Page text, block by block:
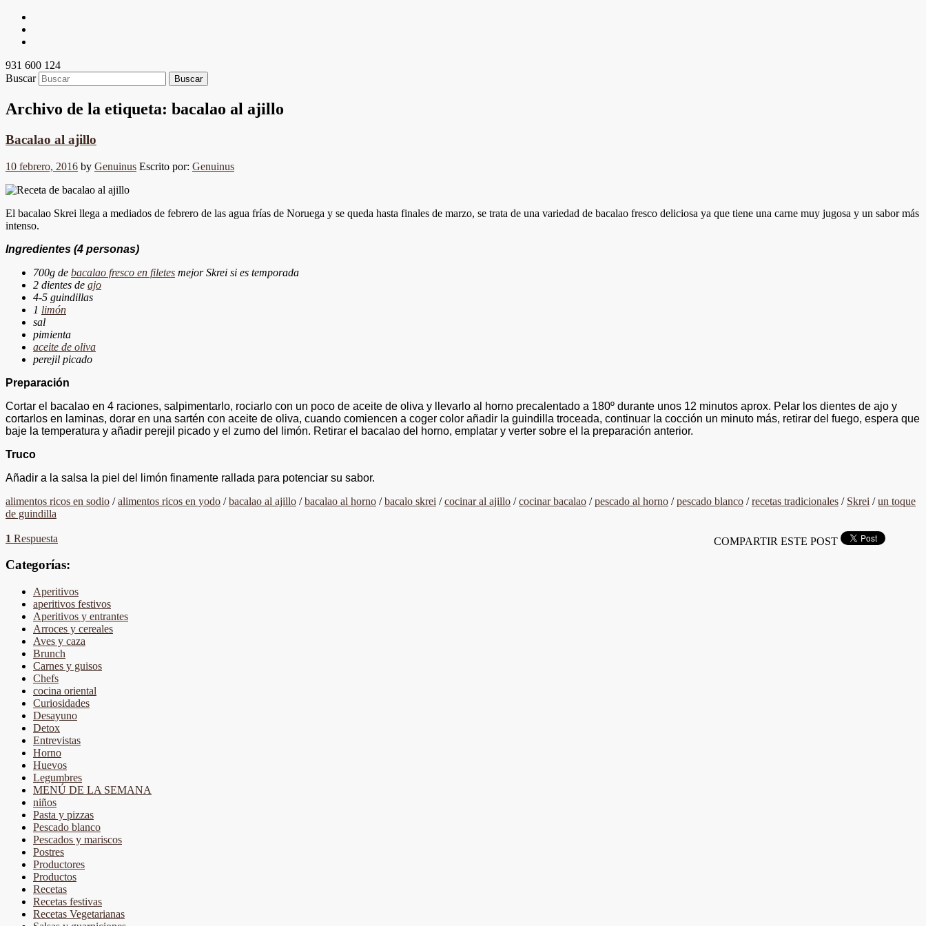
931 600 124
Buscar
Archivo de la etiqueta: bacalao al ajillo
Bacalao al ajillo
10 febrero, 2016 by Genuinus Escrito por: Genuinus
El bacalao Skrei llega a mediados de febrero de las agua frías de Noruega y se queda hasta finales de marzo, se trata de una variedad de bacalao fresco deliciosa ya que tiene una carne muy jugosa y un sabor más
intenso.
Ingredientes (4 personas)
700g de bacalao fresco en filetes mejor Skrei si es temporada
2 dientes de ajo
4-5 guindillas
1 limón
sal
pimienta
aceite de oliva
perejil picado
Preparación
Cortar el bacalao en 4 raciones, salpimentarlo, rociarlo con un poco de aceite de oliva y llevarlo al horno precalentado a 180º durante unos 12 minutos aprox. Pelar los dientes de ajo y
cortarlos en laminas, dorar en una sartén con aceite de oliva, cuando comiencen a coger color añadir la guindilla troceada, continuar la cocción un minuto más, retirar del fuego, espera que
baje la temperatura y añadir perejil picado y el zumo del limón. Retirar el bacalao del horno, emplatar y verter sobre el la preparación anterior.
Truco
Añadir a la salsa la piel del limón finamente rallada para potenciar su sabor.
alimentos ricos en sodio /alimentos ricos en yodo /bacalao al ajillo /bacalao al horno /bacalo skrei /cocinar al ajillo /cocinar bacalao /pescado al horno /pescado blanco /recetas tradicionales / Skrei /un toque
de guindilla
1 Respuesta COMPARTIR ESTE POST
Categorías:
Aperitivos
aperitivos festivos
Aperitivos y entrantes
Arroces y cereales
Aves y caza
Brunch
Carnes y guisos
Chefs
cocina oriental
Curiosidades
Desayuno
Detox
Entrevistas
Horno
Huevos
Legumbres
MENÚ DE LA SEMANA
niños
Pasta y pizzas
Pescado blanco
Pescados y mariscos
Postres
Productores
Productos
Recetas
Recetas festivas
Recetas Vegetarianas